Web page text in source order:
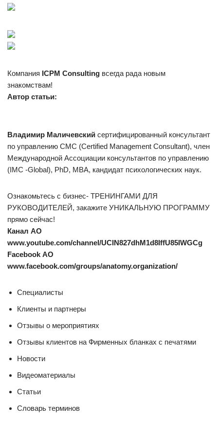
Компания ICPM Consulting всегда рада новым
знакомствам!
Автор статьи:
Владимир Маличевский сертифицированный консультант
по управлению СМС (Certified Management Consultant), член
Международной Ассоциации консультантов по управлению
(IMC -Global), PhD, MBA, кандидат психологических наук.
Ознакомьтесь с бизнес- ТРЕНИНГАМИ ДЛЯ
РУКОВОДИТЕЛЕЙ, закажите УНИКАЛЬНУЮ ПРОГРАММУ
прямо сейчас!
Канал АО
www.youtube.com/channel/UCIN827dhM1d8IffU85IWGCg
Facebook АО
www.facebook.com/groups/anatomy.organization/
Специалисты
Клиенты и партнеры
Отзывы о мероприятиях
Отзывы клиентов на Фирменных бланках с печатями
Новости
Видеоматериалы
Статьи
Словарь терминов